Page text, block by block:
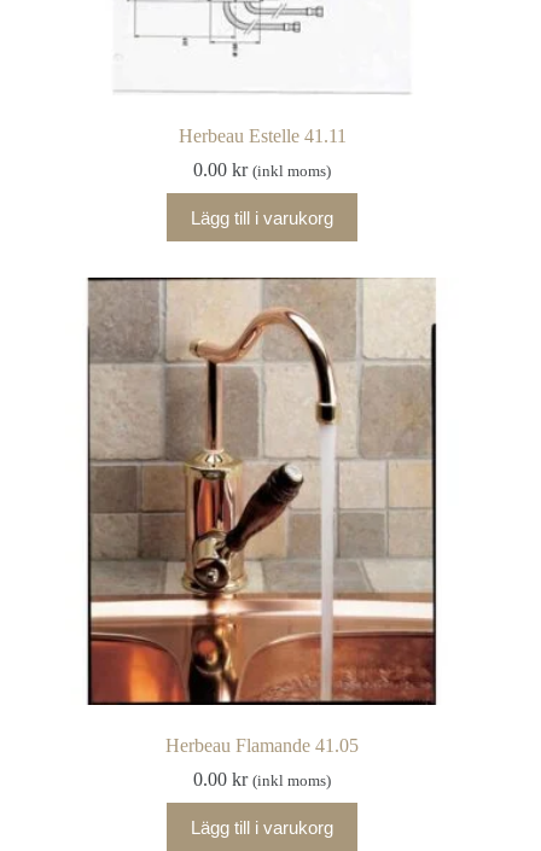
Herbeau Estelle 41.11
0.00kr (inkl moms)
Lägg till i varukorg
Herbeau Flamande 41.05
0.00kr (inkl moms)
Lägg till i varukorg